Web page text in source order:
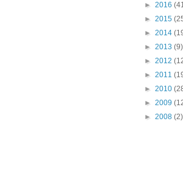
► 2016
► 2015
► 2014
► 2013 (9)
► 2012
► 2011
► 2010
► 2009
► 2008 (2)